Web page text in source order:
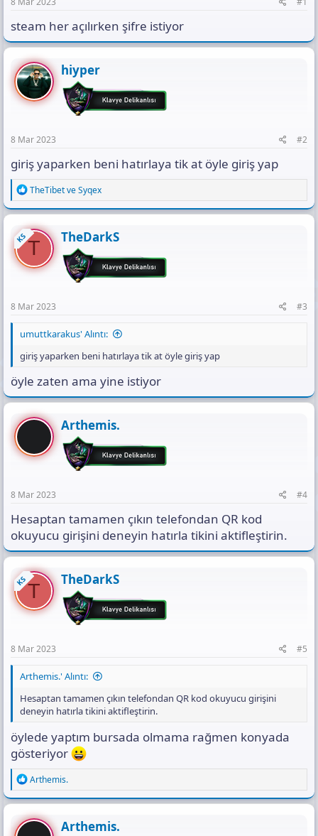
ı
n
ı
p
steam her açılırken şifre istiyor
hiyper
8 Mar 2023 #2
giriş yaparken beni hatırlaya tik at öyle giriş yap
R
e
a
c
t
i
o
n
TheTibetveSyqex
KST TheDarkS
8 Mar 2023 #3
umuttkarakus' Alıntı:
giriş yaparken beni hatırlaya tik at öyle giriş yap
öyle zaten ama yine istiyor
Arthemis.
8 Mar 2023 #4
Hesaptan tamamen çıkın telefondan QR kod
okuyucu girişini deneyin hatırla tikini aktifleştirin.
KST TheDarkS
8 Mar 2023 #5
Arthemis.' Alıntı:
Hesaptan tamamen çıkın telefondan QR kod okuyucu girişini
deneyin hatırla tikini aktifleştirin.
öylede yaptım bursada olmama rağmen konyada
gösteriyor
R
e
a
c
t
Arthemis.
Arthemis.